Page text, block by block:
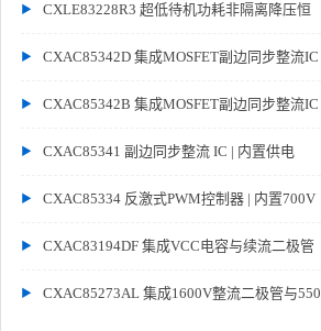
CXLE83228R3 超低待机功耗非隔离降压恒
CXAC85342D 集成MOSFET副边同步整流IC
CXAC85342B 集成MOSFET副边同步整流IC
CXAC85341 副边同步整流 IC | 内置供电
CXAC85334 反激式PWM控制器 | 内置700V
CXAC83194DF 集成VCC电容与续流二极管
CXAC85273AL 集成1600V整流二极管与550